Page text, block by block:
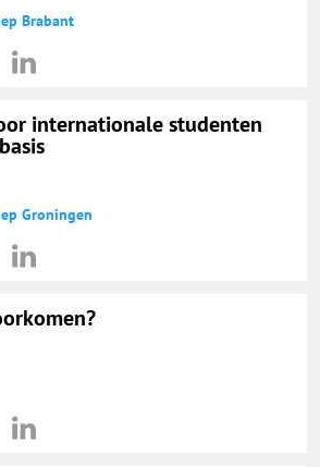
Brabant
internationale studenten
Groningen